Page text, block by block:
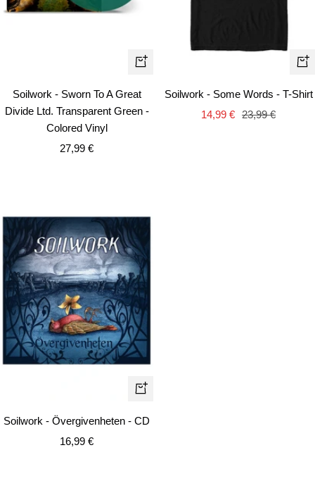
In
Soilwork - Sworn To A Great
Divide Ltd. Transparent Green -
Colored Vinyl
Angebotspreis
27,99 €
Soilwork - Some Words - T-Shirt
Angebotspreis
14,99 € Regulärer
23,99 €
In
Soilwork - Övergivenheten - CD
Angebotspreis
16,99 €